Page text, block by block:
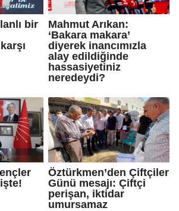
bir
Mahmut Arıkan:
‘Bakara makara’
diyerek inancımızla
alay edildiğinde
hassasiyetiniz
neredeydi?
Öztürkmen’den Çiftçiler
Günü mesajı: Çiftçi
perişan, iktidar
umursamaz